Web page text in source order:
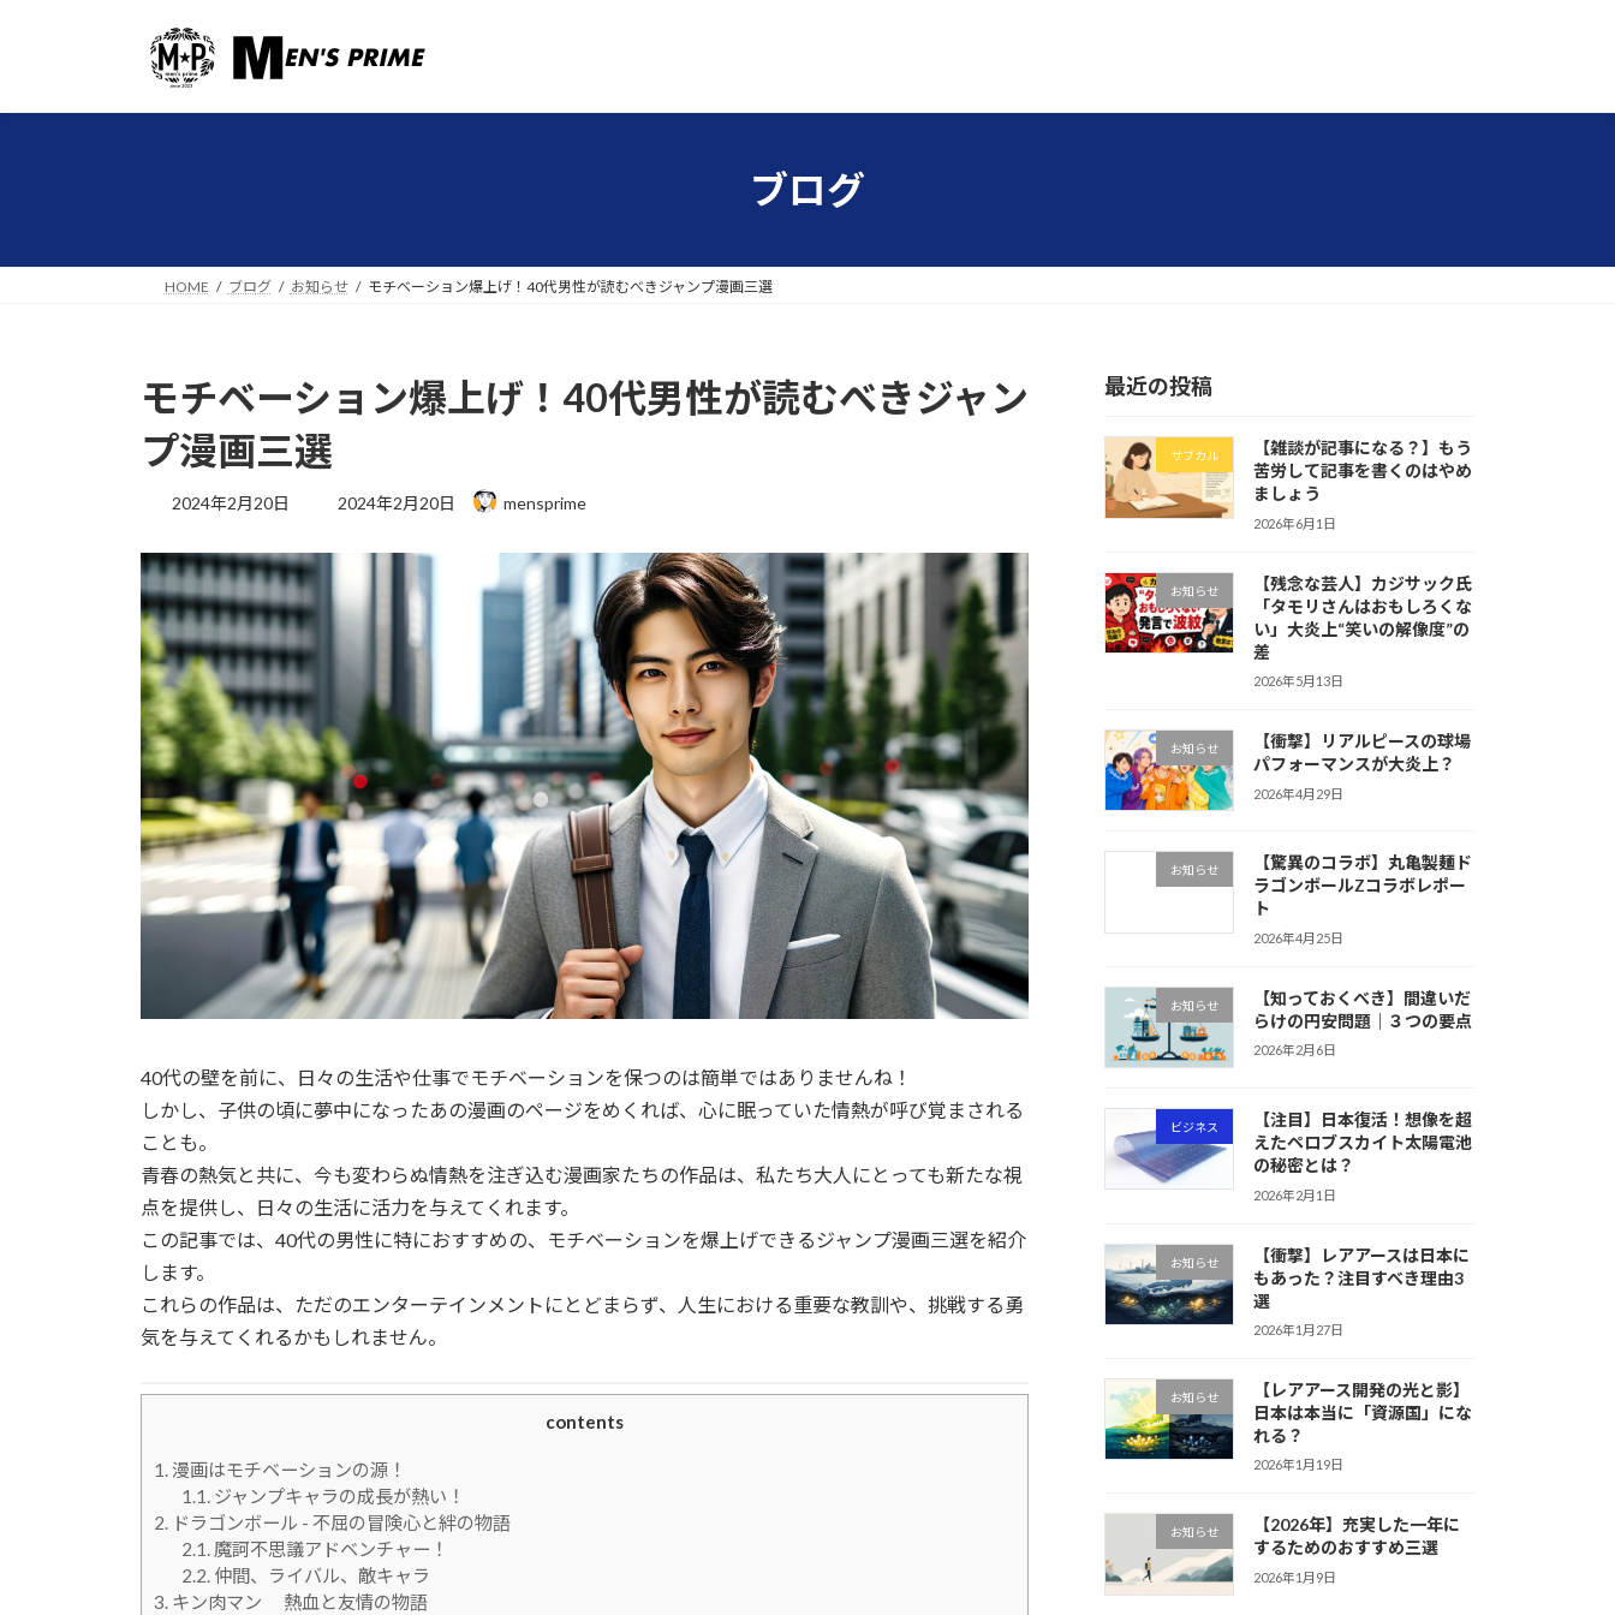
プ
動
ブログ
HOME ブログ お知らせ モチベーション爆上げ！40代男性が読むべきジャンプ漫画三選
モチベーション爆上げ！40代男性が読むべきジャン
プ漫画三選
2024年2月20日
最
時
2024年2月20日 mensprime
40代の壁を前に、日々の生活や仕事でモチベーションを保つのは簡単ではありませんね！
しかし、子供の頃に夢中になったあの漫画のページをめくれば、心に眠っていた情熱が呼び覚まされる
ことも。
青春の熱気と共に、今も変わらぬ情熱を注ぎ込む漫画家たちの作品は、私たち大人にとっても新たな視
点を提供し、日々の生活に活力を与えてくれます。
この記事では、40代の男性に特におすすめの、モチベーションを爆上げできるジャンプ漫画三選を紹介
します。
これらの作品は、ただのエンターテインメントにとどまらず、人生における重要な教訓や、挑戦する勇
気を与えてくれるかもしれません。
contents
1.漫画はモチベーションの源！
1.1.ジャンプキャラの成長が熱い！
2. ドラゴンボール - 不屈の冒険心と絆の物語
2.1.魔訶不思議アドベンチャー！
2.2.仲間、ライバル、敵キャラ
3. キン肉マン 熱血と友情の物語
最近の投稿
サブカル
【雑談が記事になる？】もう
苦労して記事を書くのはやめ
ましょう
2026年6月1日
お知らせ
【残念な芸人】カジサック氏
「タモリさんはおもしろくな
い」大炎上“笑いの解像度”の
差
2026年5月13日
お知らせ
【衝撃】リアルピースの球場
パフォーマンスが大炎上？
2026年4月29日
お知らせ
【驚異のコラボ】丸亀製麺ド
ラゴンボールZコラボレポー
ト
2026年4月25日
お知らせ
【知っておくべき】間違いだ
らけの円安問題｜３つの要点
2026年2月6日
ビジネス
【注目】日本復活！想像を超
えたペロブスカイト太陽電池
の秘密とは？
2026年2月1日
お知らせ
【衝撃】レアアースは日本に
もあった？注目すべき理由3
選
2026年1月27日
お知らせ
【レアアース開発の光と影】
日本は本当に「資源国」にな
れる？
2026年1月19日
お知らせ
【2026年】充実した一年に
するためのおすすめ三選
2026年1月9日